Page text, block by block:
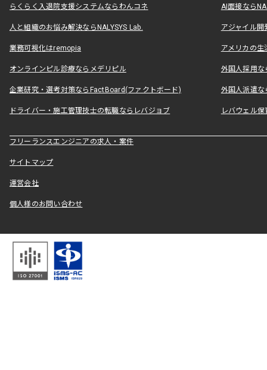
らくらく入退院支援システムならわんコネ AI面接なら
人と組織のお悩み解決ならNALYSYS Lab. アジャイル
業務可視化はremopia アメリカの
オンラインピル診療ならメデリピル 外国人採用
企業研究・選考対策ならFactBoard(ファクトボード) 外国人派遣な
ドライバー・施工管理技士の転職ならレバジョブ レバウェル
フリーランスエンジニアの求人・案件
サイトマップ
運営会社
個人様のお問い合わせ